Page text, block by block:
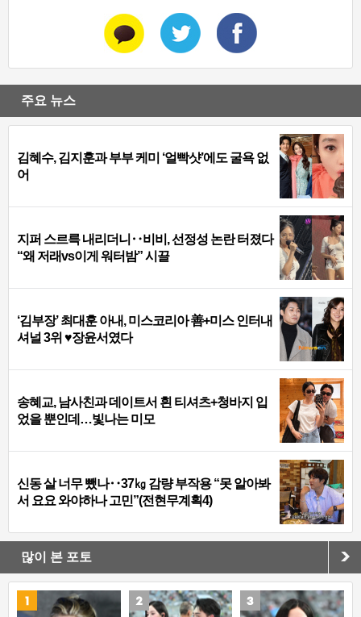
주요 뉴스
김혜수, 김지훈과 부부 케미 ‘얼빡샷’에도 굴욕 없
어
지퍼 스르륵 내리더니‥비비, 선정성 논란 터졌다
“왜 저래vs이게 워터밤” 시끌
‘김부장’ 최대훈 아내, 미스코리아 善+미스 인터내
셔널 3위 ♥장윤서였다
송혜교, 남사친과 데이트서 흰 티셔츠+청바지 입
었을 뿐인데…빛나는 미모
신동 살 너무 뺐나‥37㎏ 감량 부작용 “못 알아봐
서 요요 와야하나 고민”(전현무계획4)
많이 본 포토